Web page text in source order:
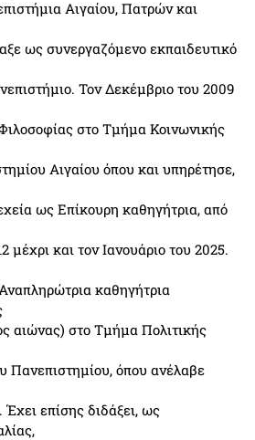
Αιγαίου, Πατρών και
ως συνεργαζόμενο εκπαιδευτικό
Τον Δεκέμβριο του 2009
στο Τμήμα Κοινωνικής
Αιγαίου όπου και υπηρέτησε,
ως Επίκουρη καθηγήτρια, από
μέχρι και τον Ιανουάριο του 2025.
καθηγήτρια
αιώνας) στο Τμήμα Πολιτικής
Πανεπιστημίου, όπου ανέλαβε
επίσης διδάξει, ως